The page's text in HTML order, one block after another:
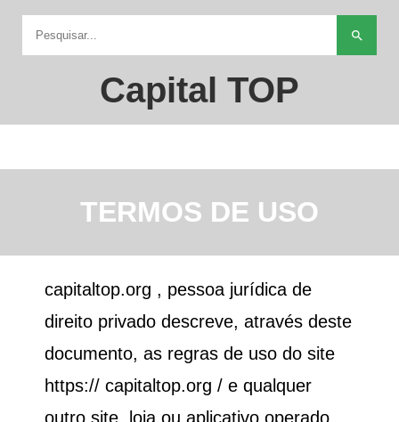
search
Capital TOP
TERMOS DE USO
capitaltop.org , pessoa jurídica de
direito privado descreve, através deste
documento, as regras de uso do site
https:// capitaltop.org / e qualquer
outro site, loja ou aplicativo operado